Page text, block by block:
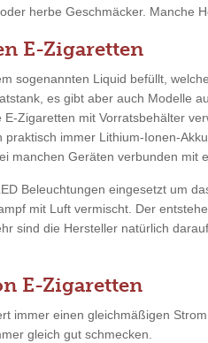
herbe Geschmäcker. Manche
E-Zigaretten
sogenannten Liquid befüllt,
es gibt aber auch Modelle
Zigaretten mit Vorratsbehälter
praktisch immer Lithium-Ionen-
manchen Geräten verbunden mit
Beleuchtungen eingesetzt um
mit Luft vermischt. Der
sind die Hersteller natürlich
E-Zigaretten
immer einen gleichmäßigen
gleich gut schmecken.